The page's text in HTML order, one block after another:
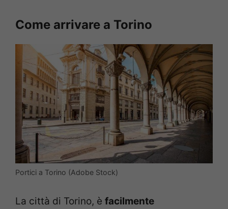
Come arrivare a Torino
Portici a Torino (Adobe Stock)
La città di Torino, è facilmente